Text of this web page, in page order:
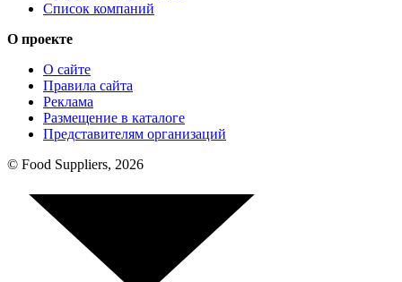
Список компаний
О проекте
О сайте
Правила сайта
Реклама
Размещение в каталоге
Представителям организаций
© Food Suppliers, 2026